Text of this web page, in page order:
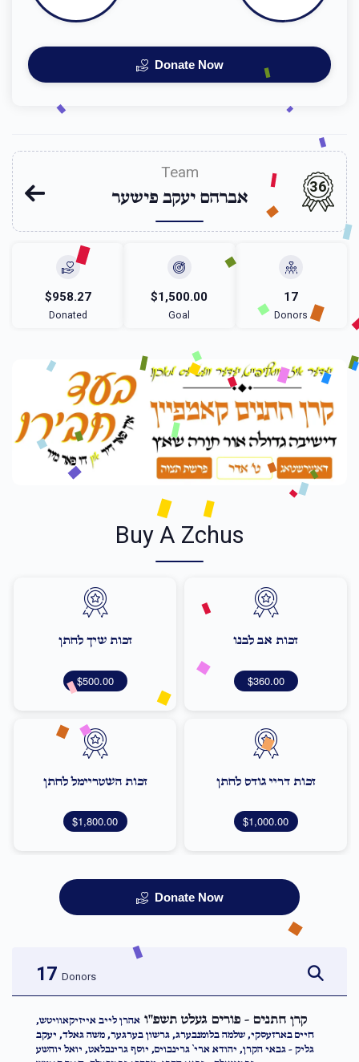
Donate Now
Team
אברהם יעקב פישער 36
$958.27
Donated
$1,500.00
Goal
17
Donors
Buy A Zchus
זכות אב לבנו
$360.00
זכות שיך לחתן
$500.00
זכות דריי גודס לחתן
$1,000.00
זכות השטריימל לחתן
$1,800.00
Donate Now
17 Donors
קרן חתנים - פורים געלט תשפ''ו אהרן לייב אייזיקאוויטש,
חיים בארזעסקי, שלמה בלומנבערג, גרשון בערגער, משה גאלד, יעקב
גליק - גבאי הקרן, יהודא ארי` גרינבוים, יוסף גרינבלאט, יואל יוהשע